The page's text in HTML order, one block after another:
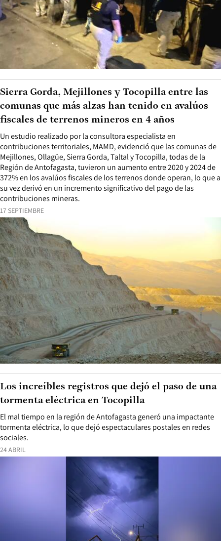
17 SEPTIEMBRE
Un estudio realizado por la consultora especialista en
contribuciones territoriales, MAMD, evidenció que las comunas de
Mejillones, Ollagüe, Sierra Gorda, Taltal y Tocopilla, todas de la
Región de Antofagasta, tuvieron un aumento entre 2020 y 2024 de
372% en los avalúos fiscales de los terrenos donde operan, lo que a
su vez derivó en un incremento significativo del pago de las
contribuciones mineras.
Sierra Gorda, Mejillones y Tocopilla entre las
comunas que más alzas han tenido en avalúos
fiscales de terrenos mineros en 4 años
24 ABRIL
El mal tiempo en la región de Antofagasta generó una impactante
tormenta eléctrica, lo que dejó espectaculares postales en redes
sociales.
Los increíbles registros que dejó el paso de una
tormenta eléctrica en Tocopilla